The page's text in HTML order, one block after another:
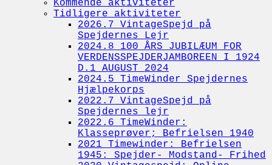
Kommende aktiviteter
Tidligere aktiviteter
2026.7 VintageSpejd på
Spejdernes Lejr
2024.8 100 ÅRS JUBILÆUM FOR
VERDENSSPEJDERJAMBOREEN I 1924
D.1 AUGUST 2024
2024.5 TimeWinder Spejdernes
Hjælpekorps
2022.7 VintageSpejd på
Spejdernes lejr
2022.6 TimeWinder:
Klasseprøver; Befrielsen 1940
2021 Timewinder: Befrielsen
1945: Spejder- Modstand- Frihed